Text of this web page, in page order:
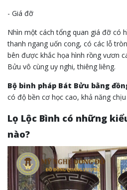
- Giá đỡ
Nhìn một cách tổng quan giá đỡ có
thanh ngang uốn cong, có các lỗ
bên được khắc họa hình rồng vươn
Bửu vô cùng uy nghi, thiêng liêng.
Bộ binh pháp Bát Bửu bằng
có độ bền cơ học cao, khả năng
Lọ Lộc Bình có những
nào?